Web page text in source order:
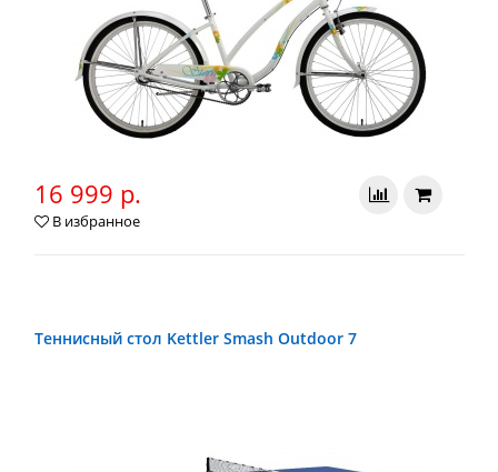
16 999 р.
В избранное
Теннисный стол Kettler Smash Outdoor 7